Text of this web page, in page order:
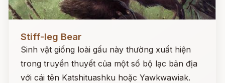
Stiff-leg Bear
Sinh vật giống loài gấu này thường xuất hiện
trong truyền thuyết của một số bộ lạc bản địa
với cái tên Katshituashku hoặc Yawkwawiak.